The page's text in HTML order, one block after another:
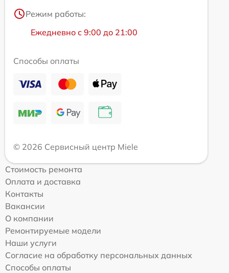
Режим работы:
Ежедневно с 9:00 до 21:00
Способы оплаты
© 2026 Сервисный центр Miele
Стоимость ремонта
Оплата и доставка
Контакты
Вакансии
О компании
Ремонтируемые модели
Наши услуги
Согласие на обработку персональных данных
Способы оплаты